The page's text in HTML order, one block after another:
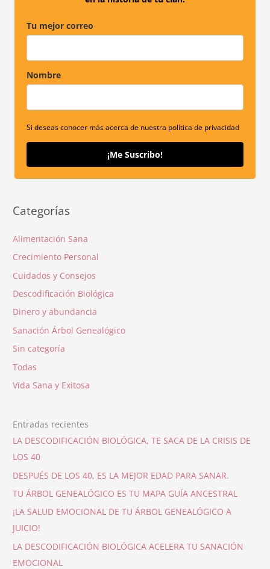
Tu mejor correo
Nombre
Si deseas conocer más acerca de nuestra política de privacidad
¡Me Suscribo!
Categorías
Alimentación Sana
Crecimiento Personal
Cuidados y Consejos
Descodificación Biológica
Dinero y abundancia
Sanación Árbol Genealógico
Sin categoría
Todas
Vida Sana y Exitosa
Entradas recientes
LA DESCODIFICACIÓN BIOLÓGICA, TE SACA DE LA CRISIS DE
LOS 40
DESPUÉS DE LOS 40, ES LA MEJOR EDAD PARA SANAR.
TU ÁRBOL GENEALÓGICO ES TU MAPA GUÍA ANCESTRAL
¡LA SALUD EMOCIONAL DE TU ÁRBOL GENEALÓGICO A
JUICIO!
LA DESCODIFICACIÓN BIOLÓGICA ACELERA TU SANACIÓN
EMOCIONAL